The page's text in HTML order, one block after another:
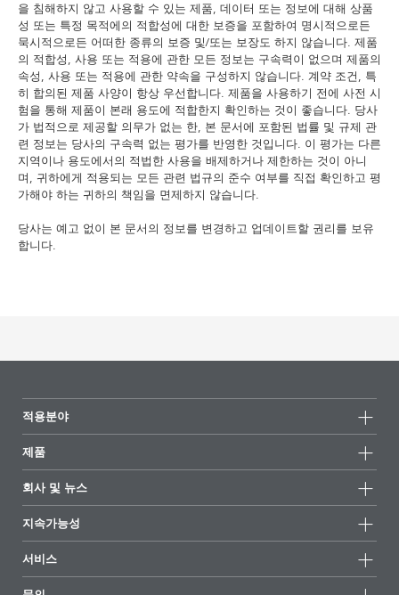
을 침해하지 않고 사용할 수 있는 제품, 데이터 또는 정보에 대해 상품
성 또는 특정 목적에의 적합성에 대한 보증을 포함하여 명시적으로든
묵시적으로든 어떠한 종류의 보증 및/또는 보장도 하지 않습니다. 제품
의 적합성, 사용 또는 적용에 관한 모든 정보는 구속력이 없으며 제품의
속성, 사용 또는 적용에 관한 약속을 구성하지 않습니다. 계약 조건, 특
히 합의된 제품 사양이 항상 우선합니다. 제품을 사용하기 전에 사전 시
험을 통해 제품이 본래 용도에 적합한지 확인하는 것이 좋습니다. 당사
가 법적으로 제공할 의무가 없는 한, 본 문서에 포함된 법률 및 규제 관
련 정보는 당사의 구속력 없는 평가를 반영한 것입니다. 이 평가는 다른
지역이나 용도에서의 적법한 사용을 배제하거나 제한하는 것이 아니
며, 귀하에게 적용되는 모든 관련 법규의 준수 여부를 직접 확인하고 평
가해야 하는 귀하의 책임을 면제하지 않습니다.
당사는 예고 없이 본 문서의 정보를 변경하고 업데이트할 권리를 보유
합니다.
적용분야
제품
모든제품
하이라이트
회사 및 뉴스
뉴스
언론 및 미디어
소재지 및 판매점
지속가능성
지속가능한 제품
서비스